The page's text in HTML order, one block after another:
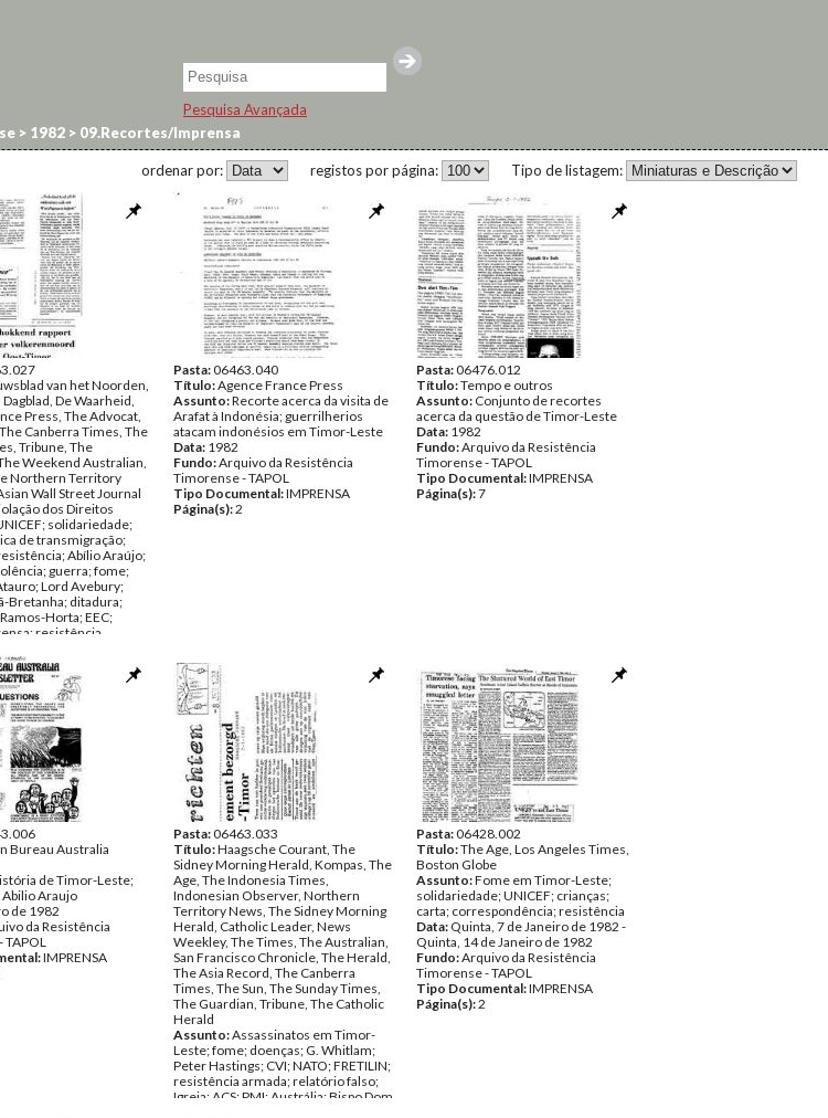
Pesquisa Avançada
> 1982 > 09.Recortes/Imprensa
Tipo de listagem:
registos por página:
ordenar por:
van het Noorden,
De Waarheid,
Press, The Advocat,
Canberra Times, The
Tribune, The
Weekend Australian,
Northern Territory
Wall Street Journal
dos Direitos
solidariedade;
de transmigração;
Abílio Araújo;
guerra; fome;
Lord Avebury;
Bretanha; ditadura;
Horta; EEC;
resistência
ACR; campanha
BAKIN; Suharto;
Leste; ofensiva
Unidas; Senegal;
crianças;
Jolliffe; Eanes; Pym;
de 1981 - Julho de
da Resistência
TAPOL
IMPRENSA
Pasta:06463.040
Título:Agence France Press
Assunto:Recorte acerca da visita de
Arafat à Indonésia; guerrilherios
atacam indonésios em Timor-Leste
Data: 1982
Fundo:Arquivo da Resistência
Timorense - TAPOL
Tipo Documental:IMPRENSA
Página(s):2
Pasta:06476.012
Título:Tempo e outros
Assunto: Conjunto de recortes
acerca da questão de Timor-Leste
Data: 1982
Fundo:Arquivo da Resistência
Timorense - TAPOL
Tipo Documental:IMPRENSA
Página(s):7
Bureau Australia
de Timor-Leste;
Araujo
de 1982
da Resistência
TAPOL
IMPRENSA
Pasta:06463.033
Título:Haagsche Courant, The
Sidney Morning Herald, Kompas, The
Age, The Indonesia Times,
Indonesian Observer, Northern
Territory News, The Sidney Morning
Herald, Catholic Leader, News
Weekley, The Times, The Australian,
San Francisco Chronicle, The Herald,
The Asia Record, The Canberra
Times, The Sun, The Sunday Times,
The Guardian, Tribune, The Catholic
Herald
Assunto:Assassinatos em Timor-
Leste; fome; doenças; G. Whitlam;
Peter Hastings; CVI; NATO; FRETILIN;
resistência armada; relatório falso;
Igreja; ACS; PMI; Austrália; Bispo Dom
Pasta:06428.002
Título:The Age, Los Angeles Times,
Boston Globe
Assunto:Fome em Timor-Leste;
solidariedade; UNICEF; crianças;
carta; correspondência; resistência
Data: Quinta, 7 de Janeiro de 1982 -
Quinta, 14 de Janeiro de 1982
Fundo:Arquivo da Resistência
Timorense - TAPOL
Tipo Documental:IMPRENSA
Página(s):2